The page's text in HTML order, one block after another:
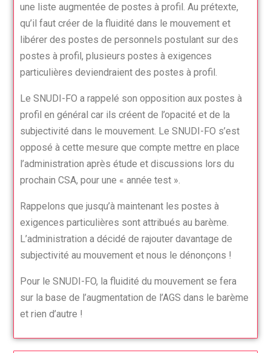
une liste augmentée de postes à profil. Au prétexte,
qu’il faut créer de la fluidité dans le mouvement et
libérer des postes de personnels postulant sur des
postes à profil, plusieurs postes à exigences
particulières deviendraient des postes à profil.
Le SNUDI-FO a rappelé son opposition aux postes à
profil en général car ils créent de l’opacité et de la
subjectivité dans le mouvement. Le SNUDI-FO s’est
opposé à cette mesure que compte mettre en place
l’administration après étude et discussions lors du
prochain CSA, pour une « année test ».
Rappelons que jusqu’à maintenant les postes à
exigences particulières sont attribués au barème.
L’administration a décidé de rajouter davantage de
subjectivité au mouvement et nous le dénonçons !
Pour le SNUDI-FO, la fluidité du mouvement se fera
sur la base de l’augmentation de l’AGS dans le barème
et rien d’autre !